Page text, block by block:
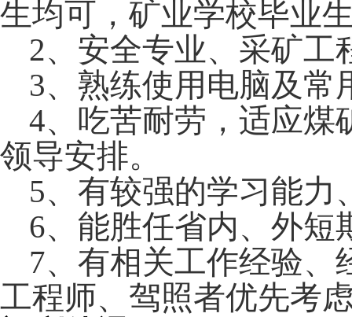
生均可，矿业学校毕业
2、 安全专业、采矿工
3、 熟练使用电脑及常
4、 吃苦耐劳，适应煤
领导安排。
5、 有较强的学习能力
6、 能胜任省内、 外短
7、 有相关工作经验、
工程师、驾照者优先考